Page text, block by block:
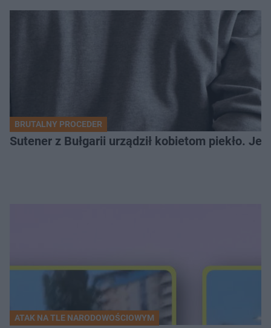
BRUTALNY PROCEDER
Sutener z Bułgarii urządził kobietom piekło.
ATAK NA TLE NARODOWOŚCIOWYM